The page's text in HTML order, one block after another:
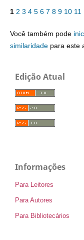
1 2 3 4 5 6 7 8 9 10 11
Você também pode
similaridadepara este
Edição Atual
Informações
Para Leitores
Para Autores
Para Bibliotecários